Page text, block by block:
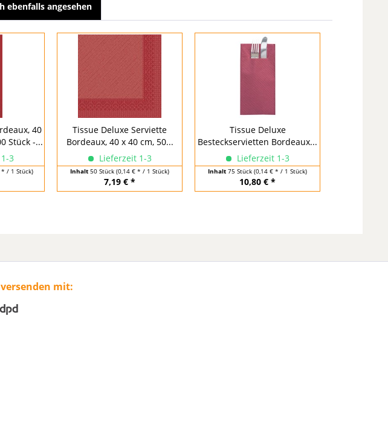
ebenfalls angesehen
40
Stück -...
3
* / 1 Stück)
Tissue Deluxe Serviette
Bordeaux, 40 x 40 cm, 50...
Lieferzeit 1-3
Inhalt 50 Stück (0,14 € * / 1 Stück)
7,19 € *
Tissue Deluxe
Besteckservietten Bordeaux...
Lieferzeit 1-3
Inhalt 75 Stück (0,14 € * / 1 Stück)
10,80 € *
mit: